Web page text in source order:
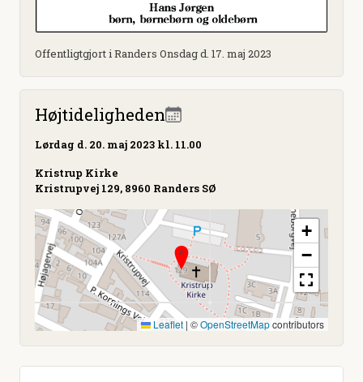
Offentligtgjort i Randers Onsdag d. 17. maj 2023
Højtideligheden
Lørdag d. 20. maj 2023 kl. 11.00
Kristrup Kirke
Kristrupvej 129, 8960 Randers SØ
+
−
Leaflet | ©OpenStreetMapcontributors